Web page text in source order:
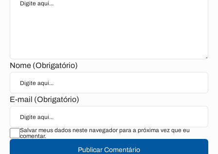
Nome (Obrigatório)
E-mail (Obrigatório)
Salvar meus dados neste navegador para a próxima vez que eu
comentar.
Publicar Comentário